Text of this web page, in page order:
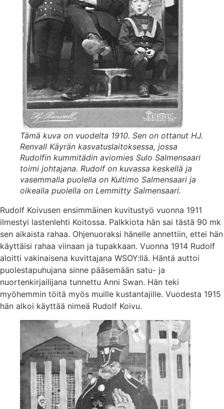
Tämä kuva on vuodelta 1910. Sen on ottanut HJ.
Renvall Käyrän kasvatuslaitoksessa, jossa
Rudolfin kummitädin aviomies Sulo Salmensaari
toimi johtajana. Rudolf on kuvassa keskellä ja
vasemmalla puolella on Kultimo Salmensaari ja
oikealla puolella on Lemmitty Salmensaari.
Rudolf Koivusen ensimmäinen kuvitustyö vuonna 1911
ilmestyi lastenlehti Koitossa. Palkkiota hän sai tästä 90 mk
sen aikaista rahaa. Ohjenuoraksi hänelle annettiin, ettei hän
käyttäisi rahaa viinaan ja tupakkaan. Vuonna 1914 Rudolf
aloitti vakinaisena kuvittajana WSOY:llä. Häntä auttoi
puolestapuhujana sinne pääsemään satu- ja
nuortenkirjailijana tunnettu Anni Swan. Hän teki
myöhemmin töitä myös muille kustantajille. Vuodesta 1915
hän alkoi käyttää nimeä Rudolf Koivu.